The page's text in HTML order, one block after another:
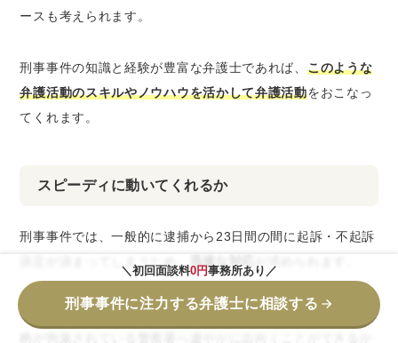
ースも考えられます。
刑事事件の知識と経験が豊富な弁護士であれば、 このような
弁護活動のスキルやノウハウを活かして弁護活動をおこなっ
てくれます。
スピーディに動いてくれるか
刑事事件では、一般的に逮捕から23日間の間に起訴・不起訴
決定が決まってしまうため、 迅速な対応
そのため、弁護士に依頼を検討するのであれば、被疑者の身
＼初回面談料0円事務所あり／
刑事事件に注力する弁護士に相談する